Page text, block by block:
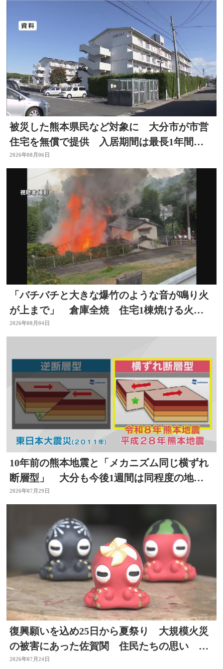
被災した熊本県民など対象に 大分市が市営
住宅を無償で提供 入居期間は最長1年間
【令和8年熊本地震】
2026年08月06日
「バチバチと大きな爆竹のような音が鳴り火
が上まで」 倉庫全焼 住宅1棟焼ける火
事 大分
2026年08月04日
10年前の熊本地震と「メカニズム同じ横ずれ
断層型」 大分も今後1週間は同程度の地震
に注意
2026年07月29日
復興願いを込め25日から夏祭り 大規模火災
の被害にあった佐賀関 住民たちの思い 大
分
2026年07月24日